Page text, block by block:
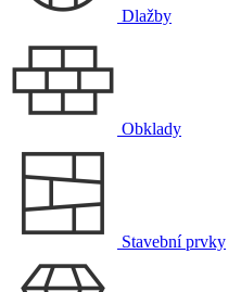
Dlažby
Obklady
Stavební prvky